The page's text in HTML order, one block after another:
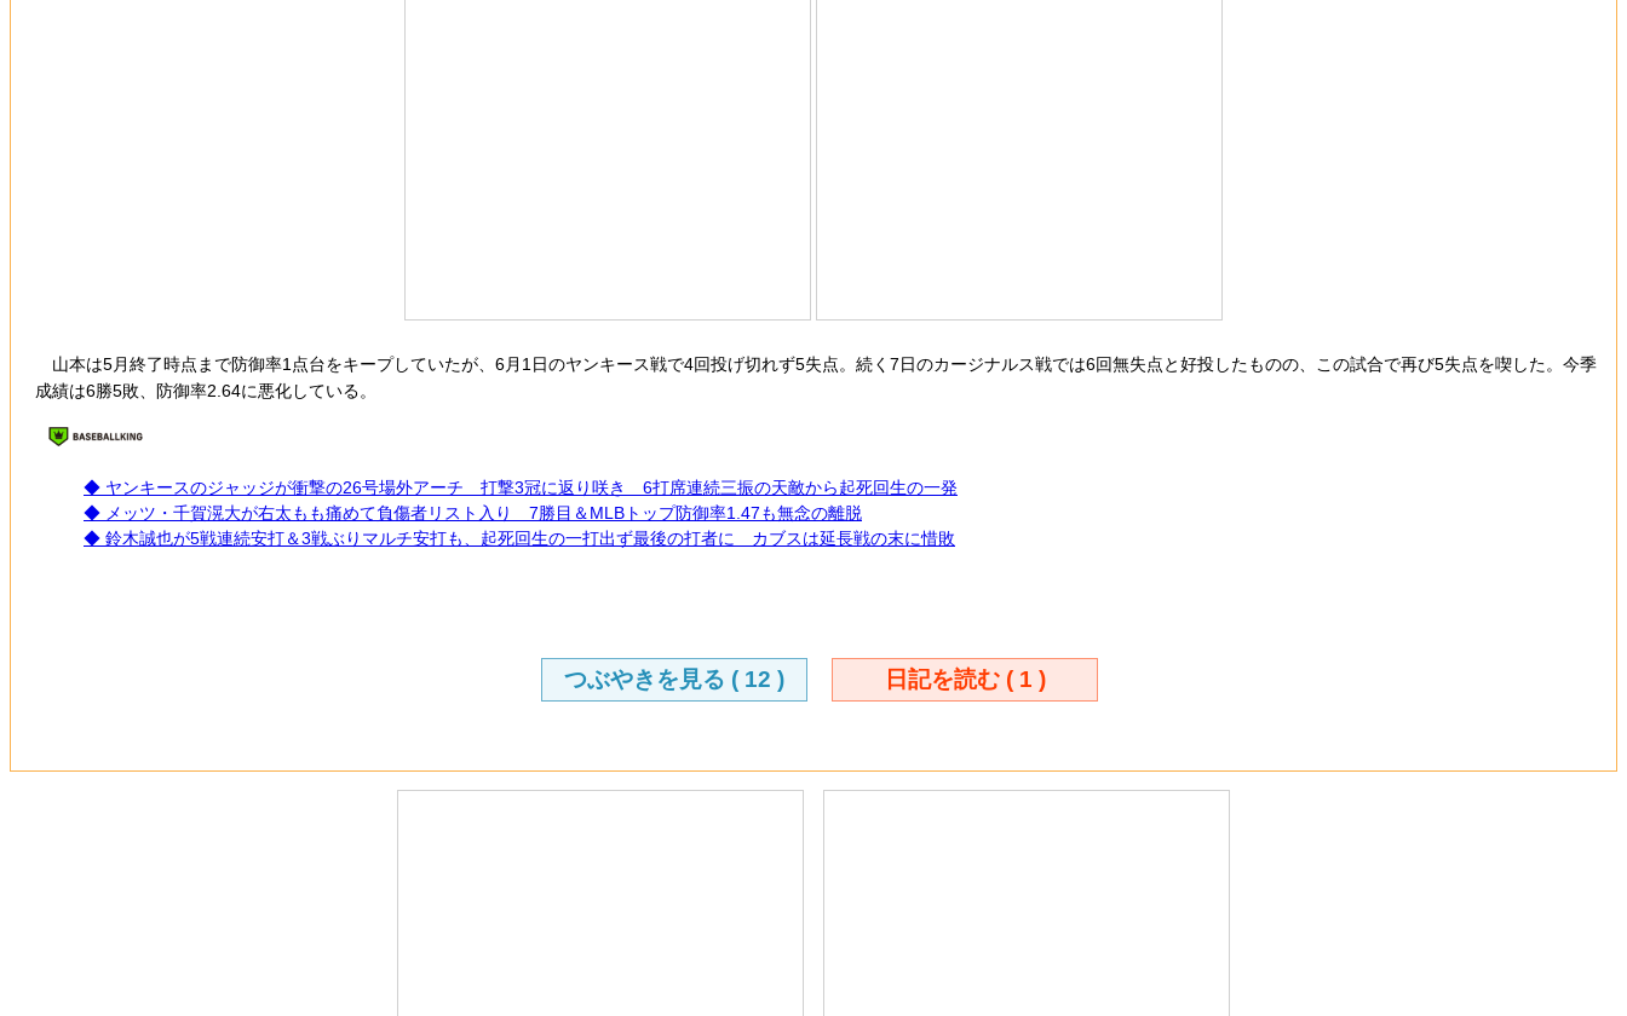
山本は5月終了時点まで防御率1点台をキープしていたが、6月1日のヤンキース戦で4回投げ切れず5失点。続く7日のカージナルス戦では6回無失点と好投したものの、この試合で再び5失点を喫した。今季
成績は6勝5敗、防御率2.64に悪化している。
◆ ヤンキースのジャッジが衝撃の26号場外アーチ 打撃3冠に返り咲き 6打席連続三振の天敵から起死回生の一発
◆ メッツ・千賀滉大が右太もも痛めて負傷者リスト入り 7勝目＆MLBトップ防御率1.47も無念の離脱
◆ 鈴木誠也が5戦連続安打＆3戦ぶりマルチ安打も、起死回生の一打出ず最後の打者に カブスは延長戦の末に惜敗
つぶやきを見る ( 12 ) 日記を読む ( 1 )